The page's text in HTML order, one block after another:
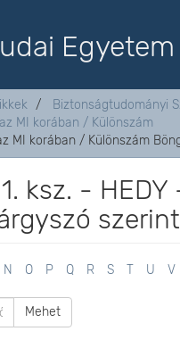
Biztonságtudományi
MI korában / Különszám
MI korában / Különszám
ksz. -
szerint
N O P Q R S T U V
Mehet